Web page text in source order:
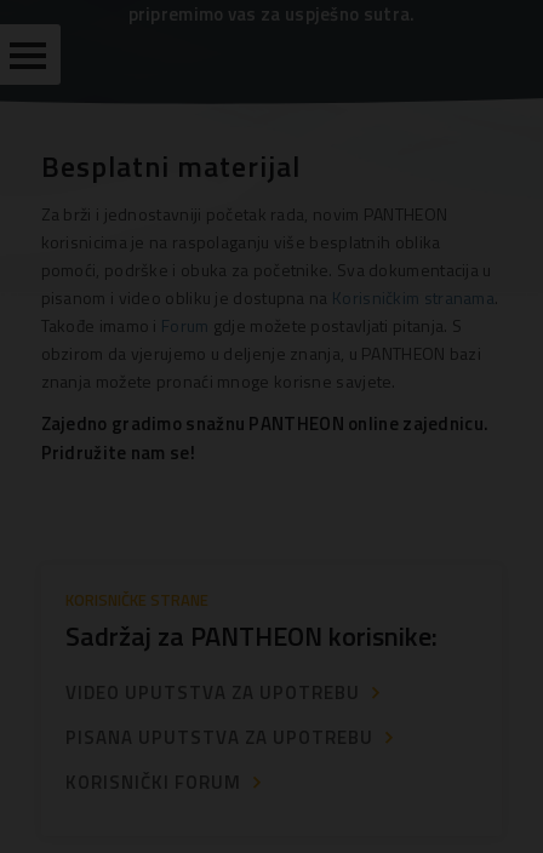
pripremimo vas za uspješno sutra.
IMPLEMENTACIJA
EDUKACIJE
ČESTO
POSTAVLJENA
PITANJA
BESPLATNI
MATERIJAL
KORISNIČKE
STRANICE
Besplatni materijal
Za brži i jednostavniji početak rada, novim PANTHEON
korisnicima je na raspolaganju više besplatnih oblika
pomoći, podrške i obuka za početnike. Sva dokumentacija u
pisanom i video obliku je dostupna na Korisničkim stranama.
Takođe imamo i Forum gdje možete postavljati pitanja. S
obzirom da vjerujemo u deljenje znanja, u PANTHEON bazi
znanja možete pronaći mnoge korisne savjete.
Zajedno gradimo snažnu PANTHEON online zajednicu.
Pridružite nam se!
KORISNIČKE STRANE
Sadržaj za PANTHEON korisnike: